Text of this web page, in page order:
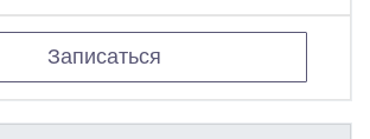
Записаться